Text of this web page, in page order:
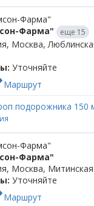
Фарма" еще 15
Москва,
Уточняйте
Маршрут
подорожника 150
Фарма"
Москва, Митинская
Уточняйте
Маршрут